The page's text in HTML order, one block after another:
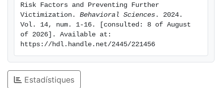
Risk Factors and Preventing Further
Victimization. Behavioral Sciences . 2024.
Vol. 14, num. 1-16. [consulted: 8 of August
of 2026]. Available at:
https://hdl.handle.net/2445/221456
Estadístiques